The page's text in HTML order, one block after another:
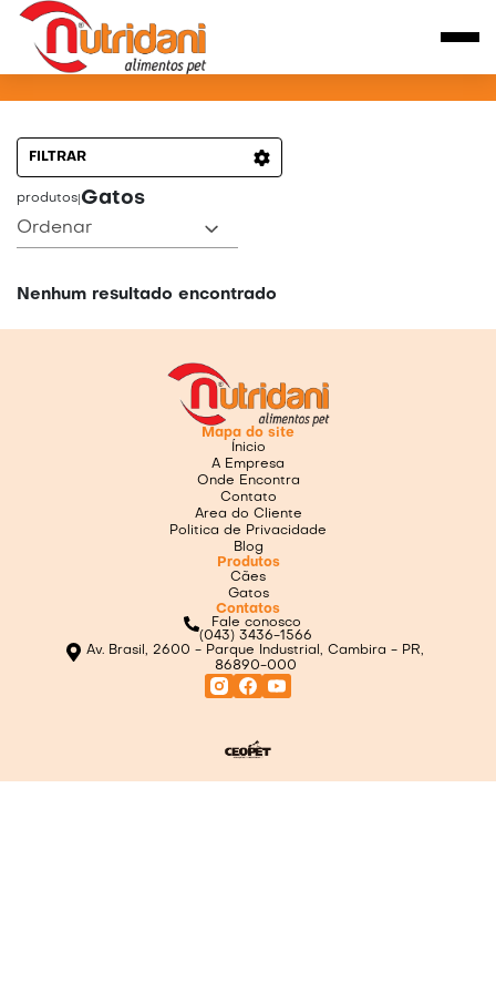
PRODUTOS PARA GATOS
FILTRAR
produtos Gatos
Ordenar
Nenhum resultado encontrado
Mapa do site
Ínicio
A Empresa
Onde Encontra
Contato
Area do Cliente
Politica de Privacidade
Blog
Produtos
Cães
Gatos
Contatos
Fale conosco
(043) 3436-1566
Av. Brasil, 2600 - Parque Industrial, Cambira - PR,
86890-000